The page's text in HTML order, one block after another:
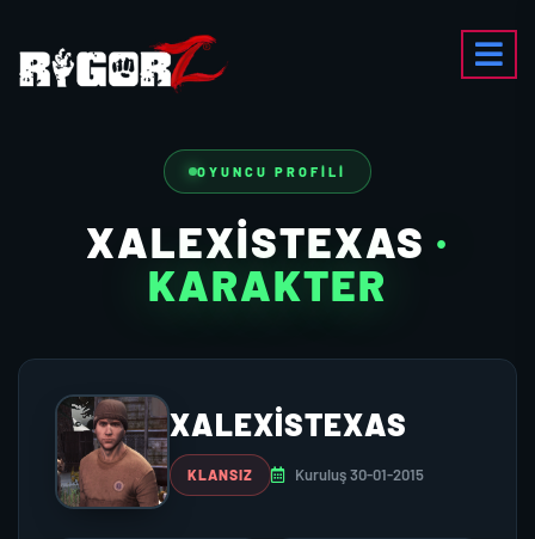
OYUNCU PROFILI
XALEXİSTEXAS ·
KARAKTER
XALEXİSTEXAS
KLANSIZ Kuruluş 30-01-2015